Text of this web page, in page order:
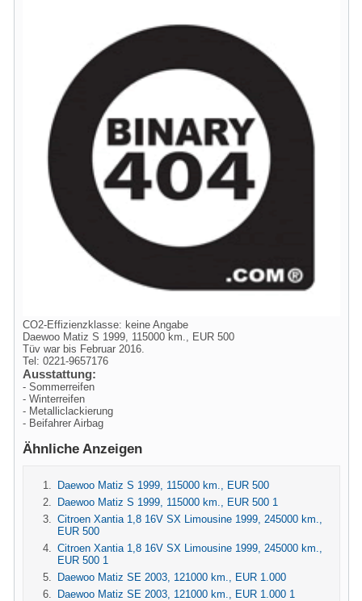
CO2-Effizienzklasse: keine Angabe
Daewoo Matiz S 1999, 115000 km., EUR 500
Tüv war bis Februar 2016.
Tel: 0221-9657176
Ausstattung:
- Sommerreifen
- Winterreifen
- Metalliclackierung
- Beifahrer Airbag
Ähnliche Anzeigen
Daewoo Matiz S 1999, 115000 km., EUR 500
Daewoo Matiz S 1999, 115000 km., EUR 500 1
Citroen Xantia 1,8 16V SX Limousine 1999, 245000 km.,
EUR 500
Citroen Xantia 1,8 16V SX Limousine 1999, 245000 km.,
EUR 500 1
Daewoo Matiz SE 2003, 121000 km., EUR 1.000
Daewoo Matiz SE 2003, 121000 km., EUR 1.000 1